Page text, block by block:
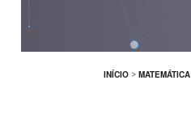
INÍCIO > MATEMÁTICA